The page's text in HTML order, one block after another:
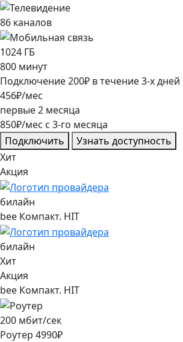
86 каналов
1024 ГБ
800 минут
Подключение200₽ в течение3-х дней
456₽/мес
первые2 месяца
850₽/мес c 3-го месяца
Подключить
Узнать доступность
Хит
Акция
билайн
bee Компакт. HIT
билайн
Хит
Акция
bee Компакт. HIT
200 мбит/сек
Роутер 4990₽